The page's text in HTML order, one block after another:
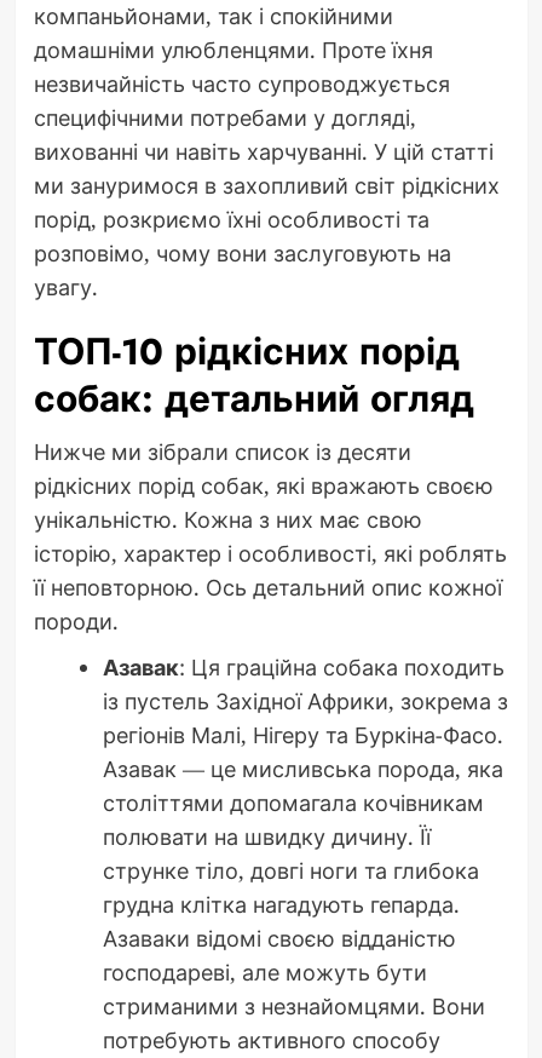
компаньйонами, так і спокійними
домашніми улюбленцями. Проте їхня
незвичайність часто супроводжується
специфічними потребами у догляді,
вихованні чи навіть харчуванні. У цій статті
ми зануримося в захопливий світ рідкісних
порід, розкриємо їхні особливості та
розповімо, чому вони заслуговують на
увагу.
ТОП-10 рідкісних порід
собак: детальний огляд
Нижче ми зібрали список із десяти
рідкісних порід собак, які вражають своєю
унікальністю. Кожна з них має свою
історію, характер і особливості, які роблять
її неповторною. Ось детальний опис кожної
породи.
Азавак: Ця граційна собака походить
із пустель Західної Африки, зокрема з
регіонів Малі, Нігеру та Буркіна-Фасо.
Азавак — це мисливська порода, яка
століттями допомагала кочівникам
полювати на швидку дичину. Її
струнке тіло, довгі ноги та глибока
грудна клітка нагадують гепарда.
Азаваки відомі своєю відданістю
господареві, але можуть бути
стриманими з незнайомцями. Вони
потребують активного способу